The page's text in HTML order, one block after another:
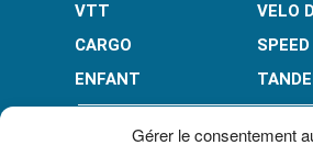
Gérer le consentement
VTT
VELO
CARGO
SPEED
ENFANT
PAIEMENT EN